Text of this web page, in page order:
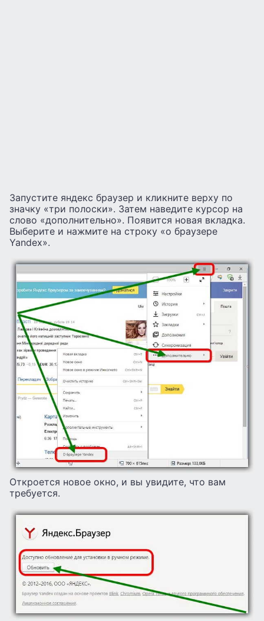
Запустите яндекс браузер и кликните верху по
значку «три полоски». Затем наведите курсор на
слово «дополнительно». Появится новая вкладка.
Выберите и нажмите на строку «о браузере
Yandex».
Откроется новое окно, и вы увидите, что вам
требуется.